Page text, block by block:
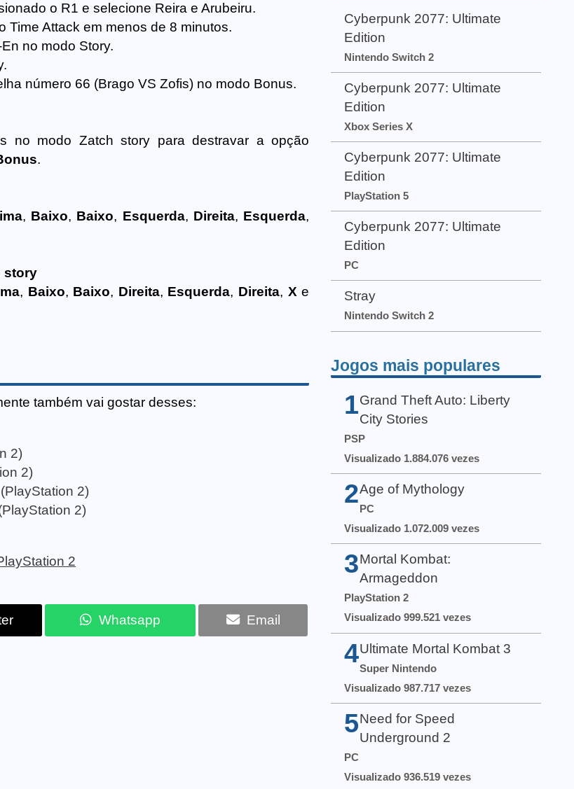
o R1 e selecione Reira e Arubeiru.
Time Attack em menos de 8 minutos.
no modo Story.
número 66 (Brago VS Zofis) no modo Bonus.
no modo Zatch story para destravar a opção
.
, Baixo, Baixo, Esquerda, Direita, Esquerda,
story
, Baixo, Baixo, Direita, Esquerda, Direita, Xe
também vai gostar desses:
2)
2)
2)
2)
2
Whatsapp Email
Cyberpunk 2077: Ultimate
Edition
Nintendo Switch 2
Cyberpunk 2077: Ultimate
Edition
Xbox Series X
Cyberpunk 2077: Ultimate
Edition
PlayStation 5
Cyberpunk 2077: Ultimate
Edition
PC
Stray
Nintendo Switch 2
Jogos mais populares
1 Grand Theft Auto: Liberty
City Stories
PSP
Visualizado 1.884.076 vezes
2Age of Mythology
PC
Visualizado 1.072.009 vezes
3 Mortal Kombat:
Armageddon
PlayStation 2
Visualizado 999.521 vezes
4 Ultimate Mortal Kombat 3
Super Nintendo
Visualizado 987.717 vezes
5 Need for Speed
Underground 2
PC
Visualizado 936.519 vezes